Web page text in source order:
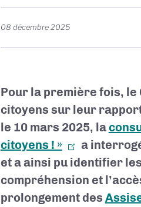
08 décembre 2025
Pour la première fois, le
citoyens sur leur
le 10 mars 2025, la
citoyens ! »
a
et a ainsi pu identifier
compréhension et
prolongement des